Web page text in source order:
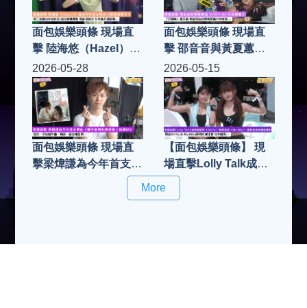
面包娛樂頭條 現場直
擊 陸海悠（Hazel）推
出今年首支單曲《最後
的夏天》 第三首親自
作曲作品 首次挑戰慢
歌 專訪陸海悠 分享並
介紹新歌...
面包娛樂頭條 現場直
擊 邵音音與黃夏蕙為
《HOY AI 天氣預報》
「打頭陣」報天氣 專
訪邵音音與黃夏蕙分享
感受...
2026-05-28
面包娛樂頭條 現場直
擊梁煒謙為今年首支單
曲《無可救藥的戀愛
腦》拍攝MV 首次一手
2026-05-15
【面包娛樂頭條】 現
場直擊Lolly Talk成員
郭曉妍（AhYo）與曾
美欣（MeiMei）挑戰
More